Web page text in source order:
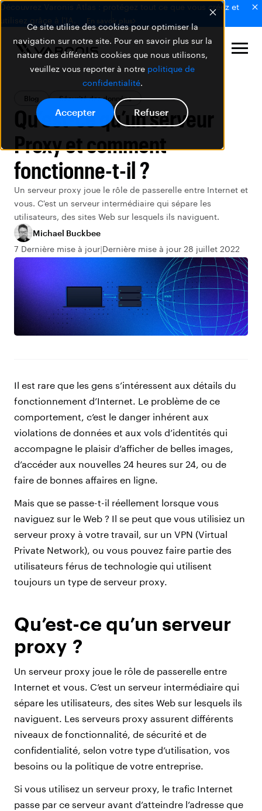
Ce site utilise des cookies pour optimiser la
navigation sur notre site. Pour en savoir plus sur la
nature des différents cookies que nous utilisons,
veuillez vous reporter à notre politique de
confidentialité.
Accepter Refuser
Découvrez Varonis Atlas : protégez tout ce que vous créez et
utilisez grâce à l'IA.
En savoir plus
Blog Sécurité des données
Qu’est-ce qu’un serveur
Proxy et comment
fonctionne-t-il ?
Un serveur proxy joue le rôle de passerelle entre Internet et
vous. C'est un serveur intermédiaire qui sépare les
utilisateurs, des sites Web sur lesquels ils naviguent.
Michael Buckbee
7 Dernière mise à jour Dernière mise à jour 28 juillet 2022
Il est rare que les gens s’intéressent aux détails du
fonctionnement d’Internet. Le problème de ce
comportement, c’est le danger inhérent aux
violations de données et aux vols d’identités qui
accompagne le plaisir d’afficher de belles images,
d’accéder aux nouvelles 24 heures sur 24, ou de
faire de bonnes affaires en ligne.
Mais que se passe-t-il réellement lorsque vous
naviguez sur le Web ? Il se peut que vous utilisiez un
serveur proxy à votre travail, sur un VPN (Virtual
Private Network), ou vous pouvez faire partie des
utilisateurs férus de technologie qui utilisent
toujours un type de serveur proxy.
Qu’est-ce qu’un serveur
proxy ?
Un serveur proxy joue le rôle de passerelle entre
Internet et vous. C’est un serveur intermédiaire qui
sépare les utilisateurs, des sites Web sur lesquels ils
naviguent. Les serveurs proxy assurent différents
niveaux de fonctionnalité, de sécurité et de
confidentialité, selon votre type d’utilisation, vos
besoins ou la politique de votre entreprise.
Si vous utilisez un serveur proxy, le trafic Internet
passe par ce serveur avant d’atteindre l’adresse que